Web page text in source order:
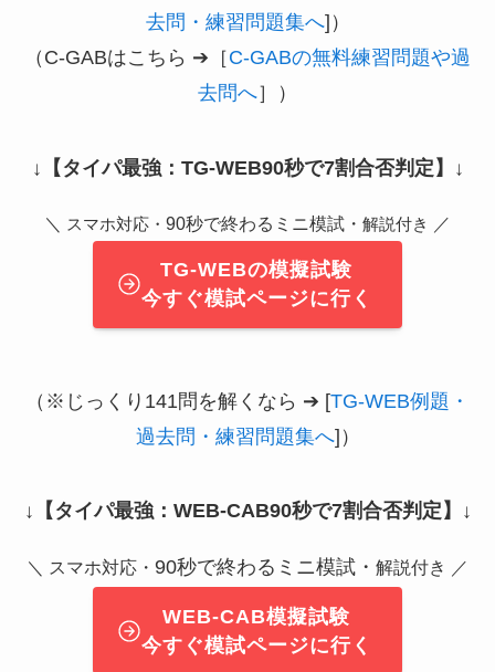
去問・練習問題集へ]）
（C-GABはこちら ➔［C-GABの無料練習問題や過
去問へ］）
↓ 【タイパ最強：TG-WEB90秒で7割合否判定】 ↓
＼ スマホ対応・ 90秒で終わるミニ模試・ 解説付き ／
TG-WEBの模擬試験
今すぐ模試ページに行く
（※じっくり141問を解くなら ➔ [TG-WEB例題・
過去問・練習問題集へ]）
↓ 【タイパ最強：WEB-CAB90秒で7割合否判定】 ↓
＼ スマホ対応・ 90秒で終わるミニ模試・ 解説付き ／
WEB-CAB模擬試験
今すぐ模試ページに行く